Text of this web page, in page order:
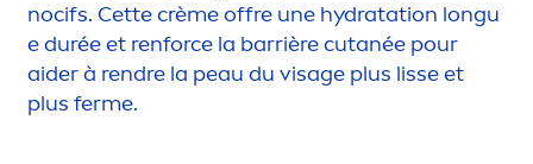
nocifs. Cette crème offre une hydratation longu
e durée et renforce la barrière cutanée pour
aider à rendre la peau du visage plus lisse et
plus ferme.